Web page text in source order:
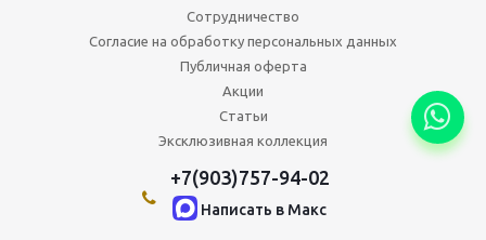
Сотрудничество
Согласие на обработку персональных данных
Публичная оферта
Акции
Статьи
Эксклюзивная коллекция
+7(903)757-94-02
Написать в Maкс